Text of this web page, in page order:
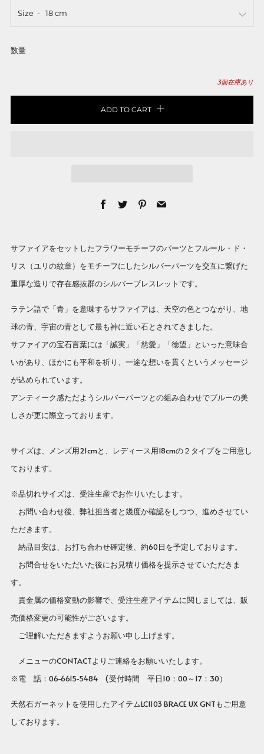
Size
数量
3個在庫あり
ADD TO CART
Facebook
TwitterPinterest
Email
サファイアをセットしたフラワーモチーフのパーツとフルール・ド・
リス（ユリの紋章）をモチーフにしたシルバーパーツを交互に繋げた
重厚な造りで存在感抜群のシルバーブレスレットです。
ラテン語で「青」を意味するサファイアは、天空の色とつながり、地
球の青、宇宙の青として最も神に近い石とされてきました。
サファイアの宝石言葉には「誠実」「慈愛」「徳望」といった意味合
いがあり、ほかにも平和を祈り、一途な想いを貫くというメッセージ
が込められています。
アンティーク感ただようシルバーパーツとの組み合わせでブルーの美
しさが更に際立っております。
サイズは、メンズ用21cmと、レディース用18cmの２タイプをご用意し
ております。
※品切れサイズは、受注生産でお作りいたします。
お問い合わせ後、弊社担当者と幾度か確認をしつつ、進めさせてい
ただきます。
納品目安は、お打ち合わせ確定後、約60日を予定しております。
お問合せをいただいた後にお見積り価格を提示させていただきま
す。
貴金属の価格変動の影響で、受注生産アイテムに関しましては、販
売価格変更の可能性がございます。
ご理解いただきますようお願い申し上げます。
メニューのCONTACTよりご連絡をお願いいたします。
※電 話：06-6615-5484 (受付時間 平日10：00～17：30）
天然石ガーネットを使用したアイテムLC1103 BRACE UX GNTもご用意
しております。